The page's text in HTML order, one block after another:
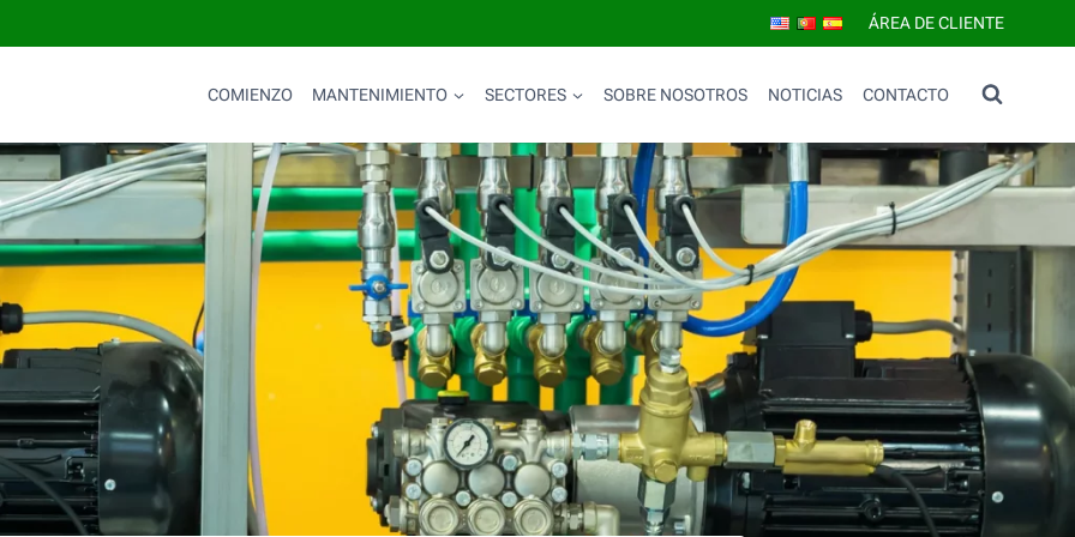
ÁREA DE CLIENTE
COMIENZO MANTENIMIENTO SECTORES SOBRE NOSOTROS NOTICIAS CONTACTO